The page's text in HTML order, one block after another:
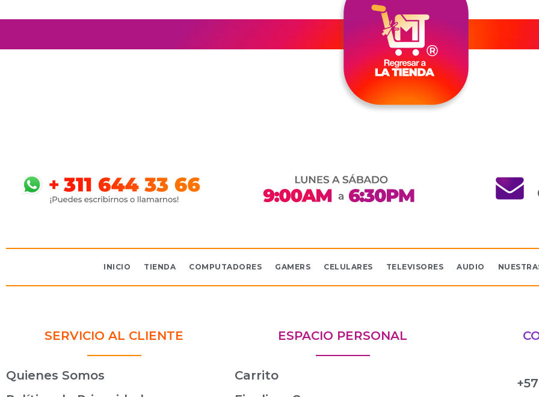
INICIO TIENDA COMPUTADORES GAMERS CELULARES TELEVISORES AUDIO
SERVICIO AL CLIENTE
Quienes Somos
ESPACIO PERSONAL
Carrito
+57